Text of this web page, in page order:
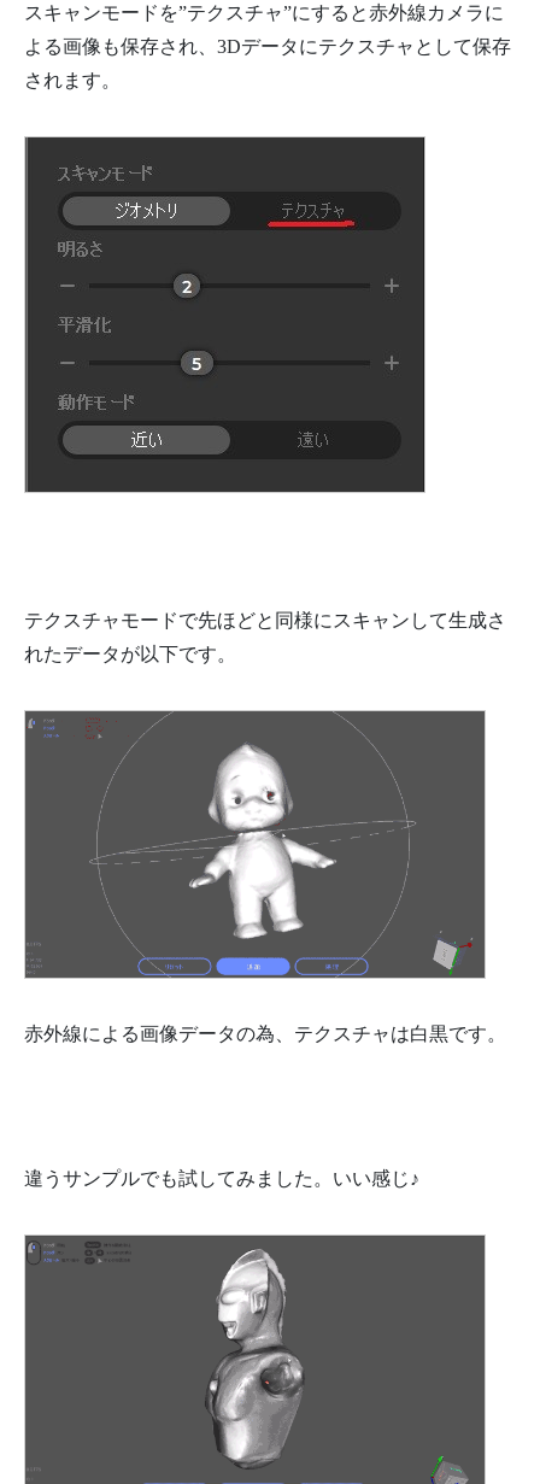
スキャンモードを”テクスチャ”にすると赤外線カメラに
よる画像も保存され、3Dデータにテクスチャとして保存
されます。
テクスチャモードで先ほどと同様にスキャンして生成さ
れたデータが以下です。
赤外線による画像データの為、テクスチャは白黒です。
違うサンプルでも試してみました。いい感じ♪